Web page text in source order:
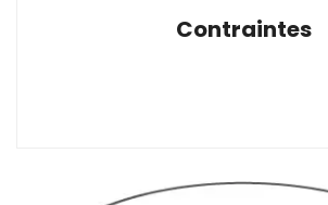
Contraintes